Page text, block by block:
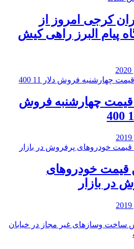
کرجی امروز از
پیام البرز راهی کیش
قیمت چهارشنبه فروش
قیمت خودرو‌های
در بازار